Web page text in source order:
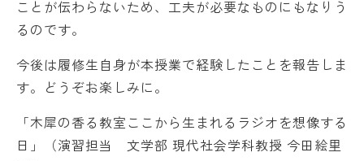
ことが伝わらないため、工夫が必要なものにもなりう
るのです。
今後は履修生自身が本授業で経験したことを報告しま
す。どうぞお楽しみに。
「木犀の香る教室ここから生まれるラジオを想像する
日」（演習担当 文学部 現代社会学科教授 今田絵里